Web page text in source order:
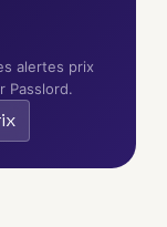
alertes prix
Passlord.